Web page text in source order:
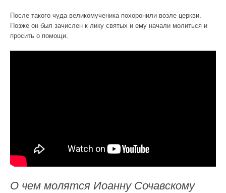
После такого чуда великомученика похоронили возле церкви.
Позже он был зачислен к лику святых и ему начали молиться и
просить о помощи.
О чем молятся Иоанну Сочавскому